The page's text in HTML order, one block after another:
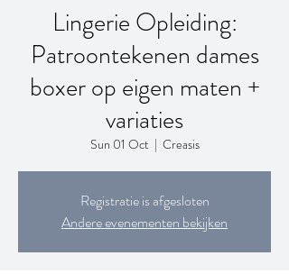
Lingerie Opleiding:
Patroontekenen dames
boxer op eigen maten +
variaties
Sun 01 Oct
  |
Creasis
Registratie is afgesloten
Andere evenementen bekijken